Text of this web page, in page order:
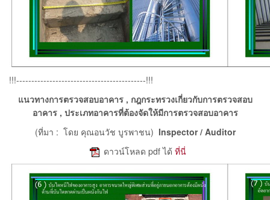
!!!-------------------------------------------!!!
แนวทางการตรวจสอบอาคาร , กฎกระทรวงเกี่ยวกับการตรวจสอบ
อาคาร , ประเภทอาคารที่ต้องจัดให้มีการตรวจสอบอาคาร
(ที่มา : โดย คุณอนวัช บูรพาชน) Inspector / Auditor
ดาวน์โหลด pdf ได้ ที่นี่